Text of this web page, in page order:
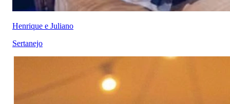
Henrique e Juliano
Sertanejo